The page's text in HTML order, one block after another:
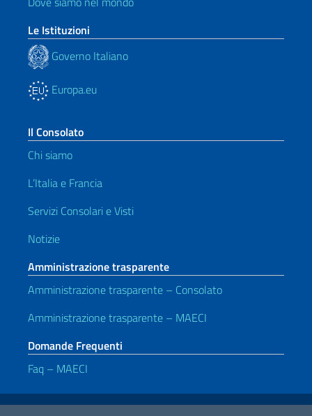
Le Istituzioni
Governo Italiano
Europa.eu
Il Consolato
Chi siamo
L’Italia e Francia
Servizi Consolari e Visti
Notizie
Amministrazione trasparente
Amministrazione trasparente – Consolato
Amministrazione trasparente – MAECI
Domande Frequenti
Faq – MAECI
Link Utili